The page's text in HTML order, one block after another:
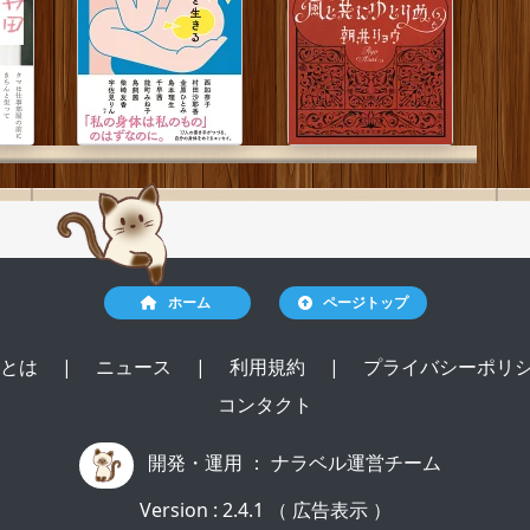
ホーム ページトップ
は | ニュース | 利用規約 |
プライバシーポリ
コンタクト
開発・運用 ： ナラベル運営チーム
Version : 2.4.1 （ 広告表示 ）